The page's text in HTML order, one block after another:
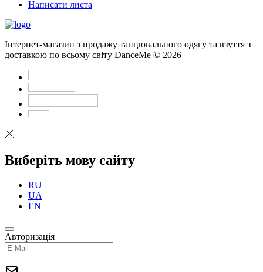
Написати листа
Інтернет-магазин з продажу танцювального одягу та взуття з
доставкою по всьому світу DanceMe © 2026
Виберіть мову сайту
RU
UA
EN
Авторизація